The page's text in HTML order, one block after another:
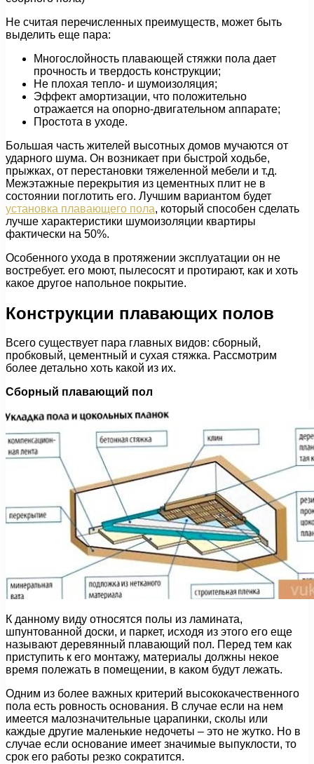
Не считая перечисленных преимуществ, может быть
выделить еще пара:
Многослойность плавающей стяжки пола дает
прочность и твердость конструкции;
Не плохая тепло- и шумоизоляция;
Эффект амортизации, что положительно
отражается на опорно-двигательном аппарате;
Простота в уходе.
Большая часть жителей высотных домов мучаются от
ударного шума. Он возникает при быстрой ходьбе,
прыжках, от перестановки тяжеленной мебели и т.д.
Межэтажные перекрытия из цементных плит не в
состоянии поглотить его. Лучшим вариантом будет
установка плавающего пола, который способен сделать
лучше характеристики шумоизоляции квартиры
фактически на 50%.
Особенного ухода в протяжении эксплуатации он не
востребует. его моют, пылесосят и протирают, как и хоть
какое другое напольное покрытие.
Конструкции плавающих полов
Всего существует пара главных видов: сборный,
пробковый, цементный и сухая стяжка. Рассмотрим
более детально хоть какой из их.
Сборный плавающий пол
К данному виду относятся полы из ламината,
шпунтованной доски, и паркет, исходя из этого его еще
называют деревянный плавающий пол. Перед тем как
приступить к его монтажу, материалы должны некое
время полежать в помещении, в каком будут лежать.
Одним из более важных критерий высококачественного
пола есть ровность основания. В случае если на нем
имеется малозначительные царапинки, сколы или
каждые другие маленькие недочеты – это не жутко. Но в
случае если основание имеет значимые выпуклости, то
срок его работы резко сократится.